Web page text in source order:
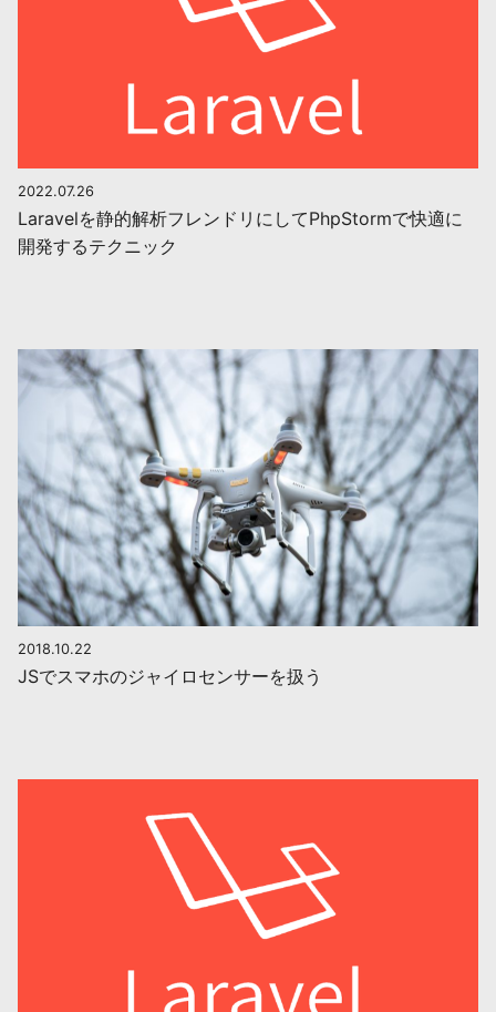
2022.07.26
Laravelを静的解析フレンドリにしてPhpStormで快適に
開発するテクニック
2018.10.22
JSでスマホのジャイロセンサーを扱う